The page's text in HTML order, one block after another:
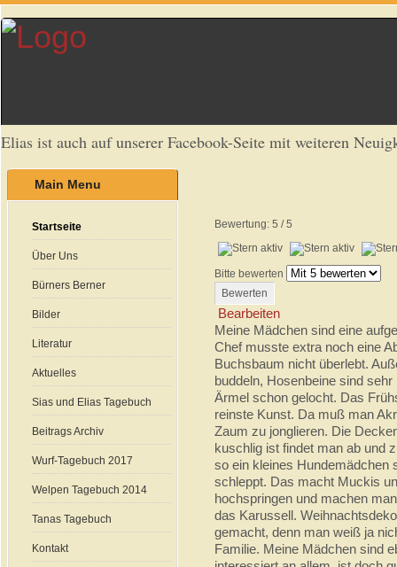
Elias ist auch auf unserer Facebook-Seite mit weiteren
Main Menu
Startseite
Über Uns
Bürners Berner
Bilder
Literatur
Aktuelles
Sias und Elias Tagebuch
Beitrags Archiv
Wurf-Tagebuch 2017
Welpen Tagebuch 2014
Tanas Tagebuch
Kontakt
Bewertung: 5 /5
Bitte bewerten
Bearbeiten
Meine Mädchen sind eine
Chef musste extra noch eine
Buchsbaum nicht überlebt.
buddeln, Hosenbeine sind
Ärmel schon gelocht. Das
reinste Kunst. Da muß man
Zaum zu jonglieren. Die
kuschlig ist findet man ab und
so ein kleines Hundemädchen
schleppt. Das macht Muckis
hochspringen und machen
das Karussell.
gemacht, denn man weiß ja
Familie. Meine Mädchen sind